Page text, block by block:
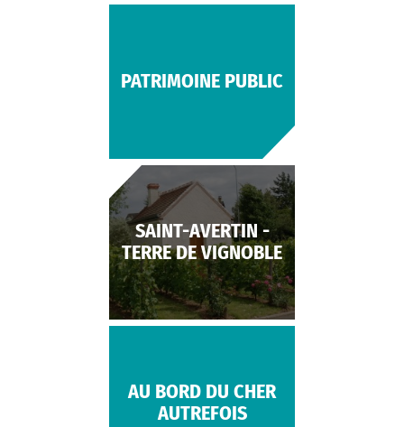
PATRIMOINE PUBLIC
SAINT-AVERTIN -
TERRE DE VIGNOBLE
AU BORD DU CHER
AUTREFOIS